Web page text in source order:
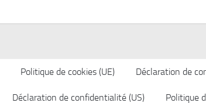
Politique de cookies (UE) Déclaration de
Déclaration de confidentialité (US) Politique